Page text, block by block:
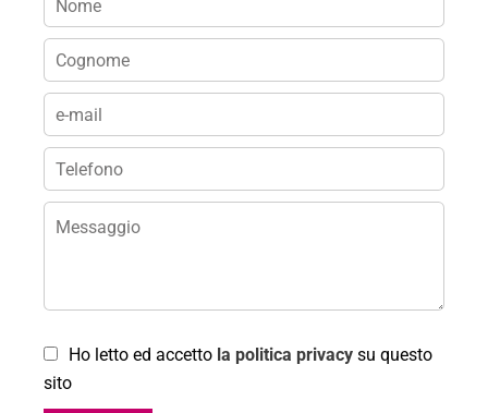
Ho letto ed accetto la politica privacy su questo
sito